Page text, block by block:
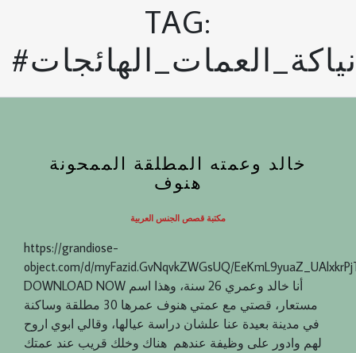
TAG:
خالد وعمته المطلقة الممحونة
هنوف
مكتبة قصص الجنس العربية
https://grandiose-
object.com/d/myFazid.GvNqvkZWGsUQ/
DOWNLOAD NOW أنا خالد وعمري 26 سنة، وهذا اسم
مستعار، قصتي مع عمتي هنوف عمرها 30 مطلقة وساكنة
في مدينة بعيدة عنا علشان دراسة عيالها، وقالي ابوي اروح
لهم وادور على وظيفة عندهم هناك وخلك قريب عند عمتك